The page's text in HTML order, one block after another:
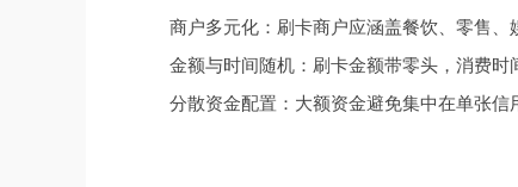
商户多元化：刷卡商户应涵盖餐饮、零售、
金额与时间随机：刷卡金额带零头，消费时
分散资金配置：大额资金避免集中在单张信